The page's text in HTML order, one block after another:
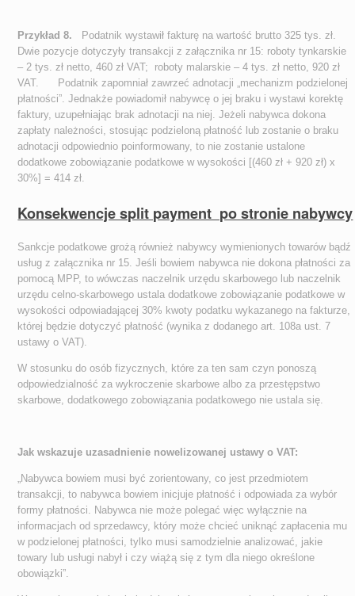
Przykład 8. Podatnik wystawił fakturę na wartość brutto 325 tys. zł.
Dwie pozycje dotyczyły transakcji z załącznika nr 15: roboty tynkarskie
– 2 tys. zł netto, 460 zł VAT; roboty malarskie – 4 tys. zł netto, 920 zł
VAT. Podatnik zapomniał zawrzeć adnotacji „mechanizm podzielonej
płatności”. Jednakże powiadomił nabywcę o jej braku i wystawi korektę
faktury, uzupełniając brak adnotacji na niej. Jeżeli nabywca dokona
zapłaty należności, stosując podzieloną płatność lub zostanie o braku
adnotacji odpowiednio poinformowany, to nie zostanie ustalone
dodatkowe zobowiązanie podatkowe w wysokości [(460 zł + 920 zł) x
30%] = 414 zł.
Konsekwencje split payment po stronie nabywcy
Sankcje podatkowe grożą również nabywcy wymienionych towarów bądź
usług z załącznika nr 15. Jeśli bowiem nabywca nie dokona płatności za
pomocą MPP, to wówczas naczelnik urzędu skarbowego lub naczelnik
urzędu celno-skarbowego ustala dodatkowe zobowiązanie podatkowe w
wysokości odpowiadającej 30% kwoty podatku wykazanego na fakturze,
której będzie dotyczyć płatność (wynika z dodanego art. 108a ust. 7
ustawy o VAT).
W stosunku do osób fizycznych, które za ten sam czyn ponoszą
odpowiedzialność za wykroczenie skarbowe albo za przestępstwo
skarbowe, dodatkowego zobowiązania podatkowego nie ustala się.
Jak wskazuje uzasadnienie nowelizowanej ustawy o VAT:
„Nabywca bowiem musi być zorientowany, co jest przedmiotem
transakcji, to nabywca bowiem inicjuje płatność i odpowiada za wybór
formy płatności. Nabywca nie może polegać więc wyłącznie na
informacjach od sprzedawcy, który może chcieć uniknąć zapłacenia mu
w podzielonej płatności, tylko musi samodzielnie analizować, jakie
towary lub usługi nabył i czy wiążą się z tym dla niego określone
obowiązki”.